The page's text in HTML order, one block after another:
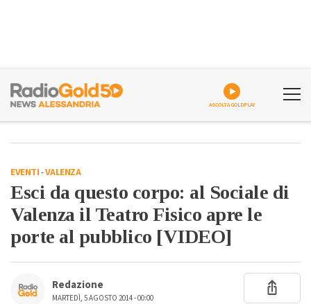
ASCOLTA GOLDPLAY
EVENTI-VALENZA
Esci da questo corpo: al Sociale di
Valenza il Teatro Fisico apre le
porte al pubblico [VIDEO]
Redazione
MARTEDÌ, 5 AGOSTO 2014 - 00:00